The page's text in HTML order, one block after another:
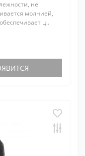
не
молнией,
ц..